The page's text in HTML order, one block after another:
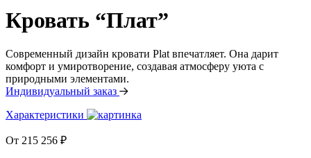
Кровать “Плат”
Современный дизайн кровати Plat впечатляет. Она дарит
комфорт и умиротворение, создавая атмосферу уюта с
природными элементами.
Индивидуальный заказ
Характеристики
От 215 256 ₽